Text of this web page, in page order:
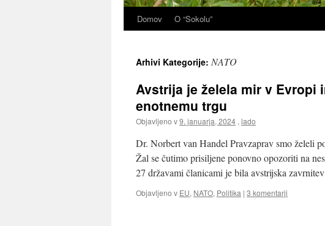
Domov O “Sokolu”
Arhivi Kategorije: NATO
Avstrija je želela mir v Evropi
enotnemu trgu
Objavljeno v9. januarja, 2024 , lado
Dr. Norbert van Handel Pravzaprav smo želeli
Žal se čutimo prisiljene ponovno opozoriti na
27 državami članicami je bila avstrijska
Objavljeno v EU, NATO, Politika | 3 komentarji